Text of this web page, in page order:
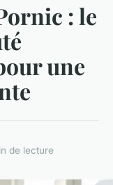
: le
une
de lecture